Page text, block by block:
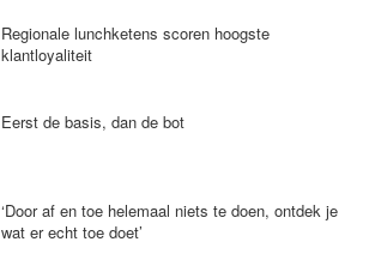
Regionale lunchketens scoren hoogste
klantloyaliteit
Eerst de basis, dan de bot
‘Door af en toe helemaal niets te doen, ontdek je
wat er echt toe doet’